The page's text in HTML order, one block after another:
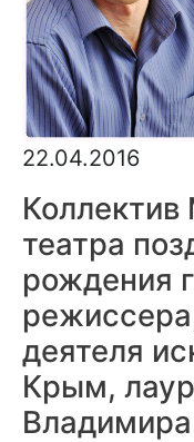
22.04.2016
театра
рождения
деятеля
Крым,